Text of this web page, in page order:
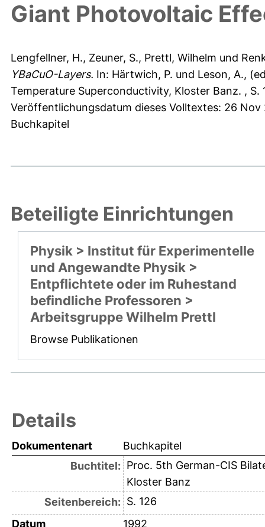
Giant Photovoltaic
Lengfellner, H., Zeuner, S., Prettl, Wilhelm und
YBaCuO-Layers. In: Härtwich, P. und Leson, A.,
Temperature Superconductivity, Kloster Banz. , S.
Veröffentlichungsdatum dieses Volltextes: 26 Nov
Buchkapitel
Beteiligte Einrichtungen
Physik > Institut für Experimentelle
und Angewandte Physik >
Entpflichtete oder im Ruhestand
befindliche Professoren >
Arbeitsgruppe Wilhelm Prettl
Browse Publikationen
Details
Dokumentenart
Buchkapitel
Buchtitel: Proc. 5th German-CIS
Kloster Banz
Seitenbereich: S. 126
Datum
1992